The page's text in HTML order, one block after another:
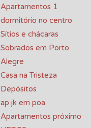
Apartamentos 1
dormitório no centro
Sítios e chácaras
Sobrados em Porto
Alegre
Casa na Tristeza
Depósitos
ap jk em poa
Apartamentos próximo